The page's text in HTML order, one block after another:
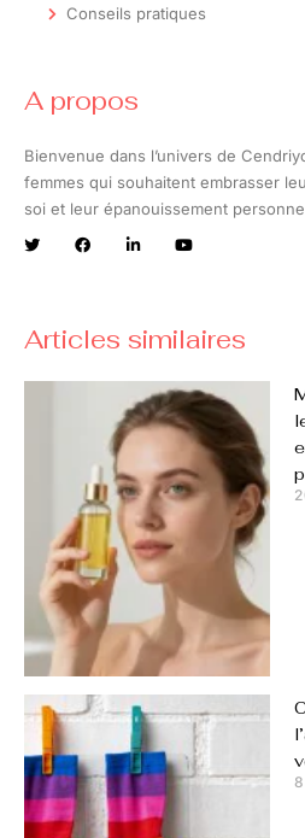
Conseils pratiques
A propos
Bienvenue dans l’univers de
femmes qui souhaitent embrasser
soi et leur épanouissement
Articles similaires